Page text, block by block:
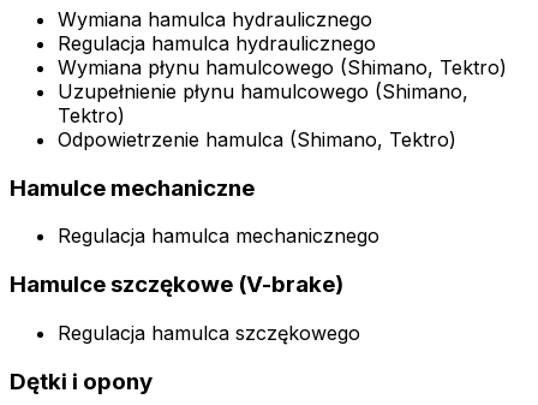
Wymiana hamulca hydraulicznego
Regulacja hamulca hydraulicznego
Wymiana płynu hamulcowego (Shimano, Tektro)
Uzupełnienie płynu hamulcowego (Shimano,
Tektro)
Odpowietrzenie hamulca (Shimano, Tektro)
Hamulce mechaniczne
Regulacja hamulca mechanicznego
Hamulce szczękowe (V-brake)
Regulacja hamulca szczękowego
Dętki i opony